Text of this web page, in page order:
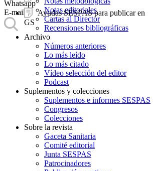
Ayudas SESPAS para publicar en
GS
Whatsapp
E-mail
Notas editoriales
Cartas al Director
Recensiones bibliográficas
Archivo
Números anteriores
Lo más leído
Lo más citado
Vídeo selección del editor
Podcast
Suplementos y colecciones
Suplementos e informes SESPAS
Congresos
Colecciones
Sobre la revista
Gaceta Sanitaria
Comité editorial
Junta SESPAS
Patrocinadores